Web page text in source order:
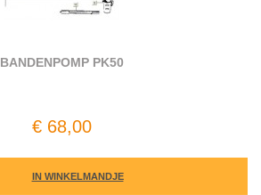
BANDENPOMP PK50
€ 68,00
IN WINKELMANDJE